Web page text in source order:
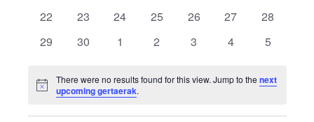
0
22
0
23
0
24
0
25
0
26
0
27
0
28
0
29
0
30
0
1
0
2
0
3
0
4
0
5
Notice
There were no results found for this view. Jump to the next
upcoming gertaerak.